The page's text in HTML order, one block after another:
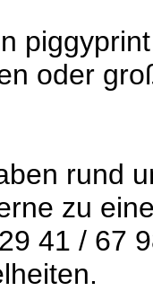
oder
rund
zu
41 / 67